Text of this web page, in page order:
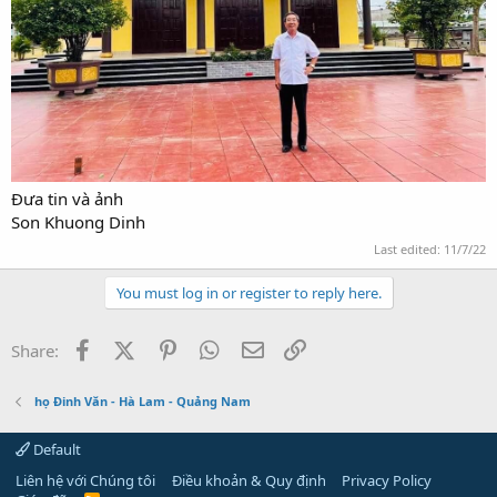
Đưa tin và ảnh
Son Khuong Dinh
Last edited: 11/7/22
You must log in or register to reply here.
Share: FacebookX (Twitter)PinterestWhatsApp
Email
họ Đinh Văn - Hà Lam - Quảng Nam
Default
Liên hệ với Chúng tôi
Điều khoản & Quy định
Privacy Policy